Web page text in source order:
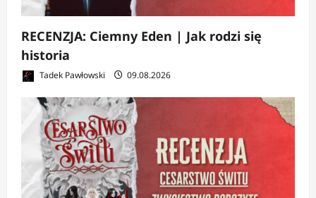
RECENZJA: Ciemny Eden | Jak rodzi się
historia
Tadek Pawłowski 09.08.2026